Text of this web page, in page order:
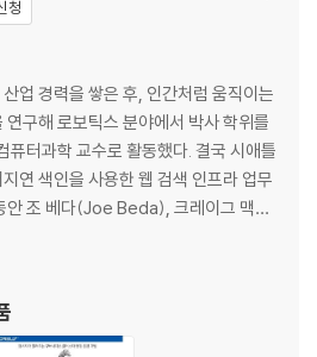
클러스터 구축
안
청
업 경력을 쌓은 후, 인간처럼 움직이는
구해 로보틱스 분야에서 박사 학위를
퓨터과학 교수로 활동했다. 결국 시애틀
연 색인을 사용한 웹 검색 인프라 업무
안 조 베다(Joe Beda), 크레이그 맥룩
쿠버네티스 프로젝트를 탄생시켰다.
Azure)의 엔지니어링 임원